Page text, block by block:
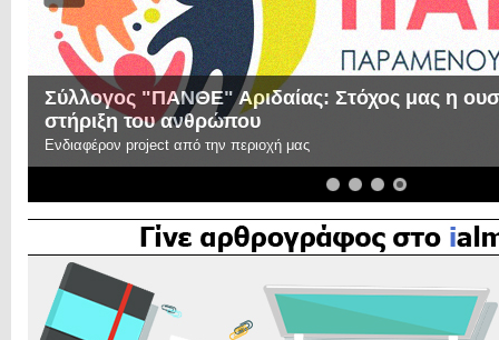
Σύλλογος "ΠΑΝΘΕ" Αριδαίας: Στόχος μας η
στήριξη του ανθρώπου
Ενδιαφέρον project από την περιοχή μας